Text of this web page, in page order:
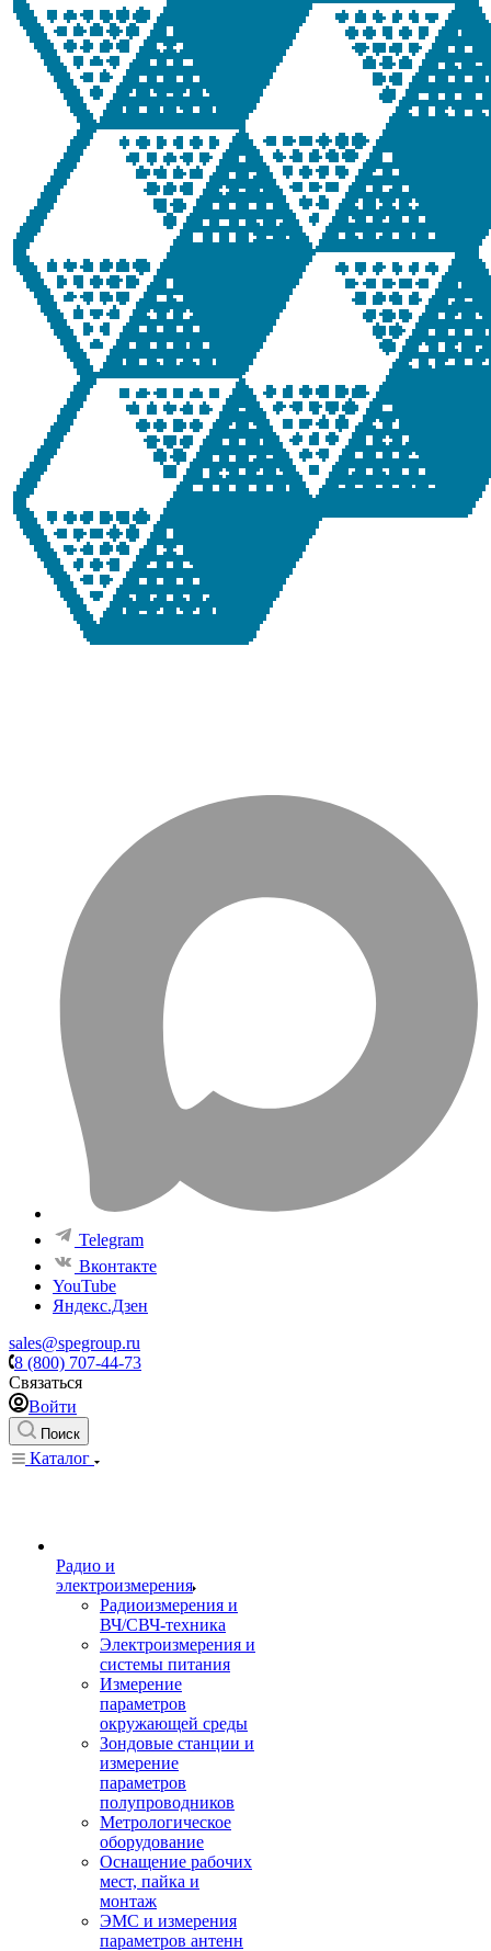
Telegram
Вконтакте
YouTube
Яндекс.Дзен
sales@spegroup.ru
8 (800) 707-44-73
Связаться
Войти
Поиск
Каталог
Радио и
электроизмерения
Радиоизмерения и
ВЧ/СВЧ-техника
Электроизмерения и
системы питания
Измерение
параметров
окружающей среды
Зондовые станции и
измерение
параметров
полупроводников
Метрологическое
оборудование
Оснащение рабочих
мест, пайка и
монтаж
ЭМС и измерения
параметров антенн